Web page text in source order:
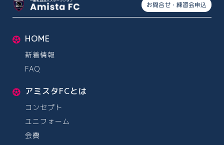
お問合せ・練習会申込
HOME
新着情報
FAQ
アミスタFCとは
コンセプト
ユニフォーム
会費